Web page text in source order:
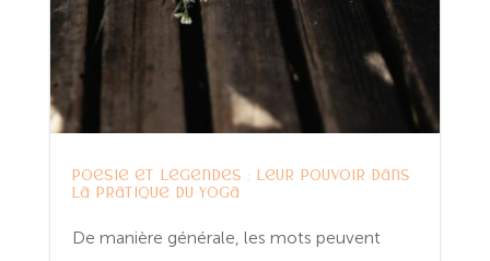
Poésie et légendes : leur pouvoir dans
la pratique du yoga
De manière générale, les mots peuvent